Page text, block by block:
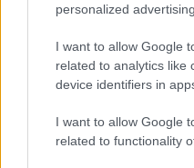
personalized advertising.
I want to allow Google
related to analytics like
device identifiers in
I want to allow Google
related to functionality